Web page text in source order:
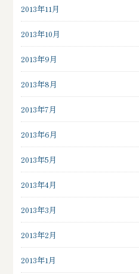
2013年11月
2013年10月
2013年9月
2013年8月
2013年7月
2013年6月
2013年5月
2013年4月
2013年3月
2013年2月
2013年1月